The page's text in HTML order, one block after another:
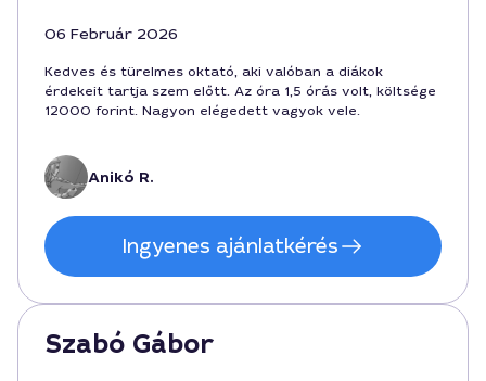
06 Február 2026
Kedves és türelmes oktató, aki valóban a diákok
érdekeit tartja szem előtt. Az óra 1,5 órás volt, költsége
12000 forint. Nagyon elégedett vagyok vele.
Anikó R.
Ingyenes ajánlatkérés
Szabó Gábor